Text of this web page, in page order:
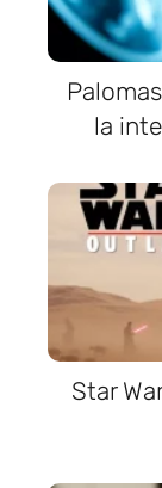
la
Star